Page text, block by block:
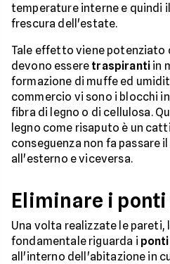
temperature interne e quindi
frescura dell'estate.
Tale effetto viene potenziato
devono essere traspiranti in
formazione di muffe ed
commercio vi sono i blocchi
fibra di legno o di cellulosa.
legno come risaputo è un
conseguenza non fa passare
all'esterno e viceversa.
Eliminare i
Una volta realizzate le
fondamentale riguarda i
all'interno dell'abitazione in